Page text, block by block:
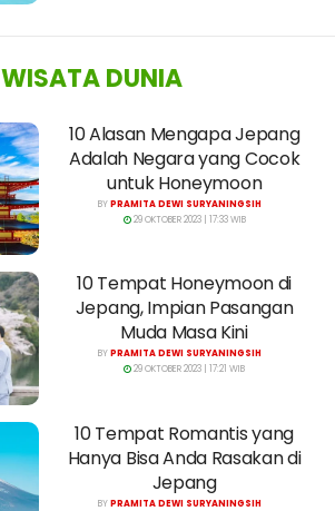
WISATA DUNIA
10 Alasan Mengapa Jepang
Adalah Negara yang Cocok
untuk Honeymoon
BYPRAMITA DEWI SURYANINGSIH
29 OKTOBER 2023 | 17:33 WIB
10 Tempat Honeymoon di
Jepang, Impian Pasangan
Muda Masa Kini
BYPRAMITA DEWI SURYANINGSIH
29 OKTOBER 2023 | 17:21 WIB
10 Tempat Romantis yang
Hanya Bisa Anda Rasakan di
Jepang
BYPRAMITA DEWI SURYANINGSIH